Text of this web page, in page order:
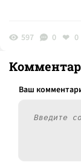
597 0 0